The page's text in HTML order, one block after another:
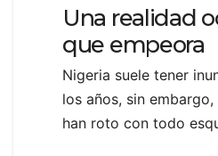
Una realidad
que empeora
Nigeria suele tener
los años, sin
han roto con todo